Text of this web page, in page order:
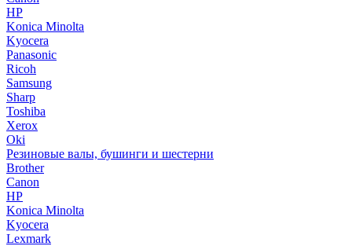
HP
Konica Minolta
Kyocera
Panasonic
Ricoh
Samsung
Sharp
Toshiba
Xerox
Oki
Резиновые валы, бушинги и шестерни
Brother
Canon
HP
Konica Minolta
Kyocera
Lexmark